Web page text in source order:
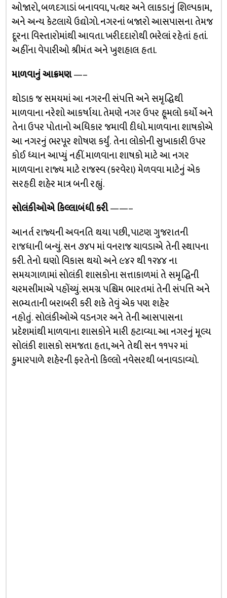
ઓજારો, બળદગાડાં બનાવવા, પત્થર અને લાકડાનું શિલ્પકામ,
અને અન્ય કેટલાયે ઉદ્યોગો. નગરનાં બજારો આસપાસના તેમજ
દૂરના વિસ્તારોમાંથી આવતા. ખરીદદારોથી ભરેલાં રહેતાં હતાં.
અહીંના વેપારીઓ શ્રીમંત અને ખુશહાલ હતા.
માળવાનું આક્રમણ—–
થોડાક જ સમયમાં આ નગરની સંપત્તિ અને સમૃદ્ધિથી
માળવાના નરેશો આકર્ષાયા. તેમણે નગર ઉપર હૂમલો કર્યો અને
તેના ઉપર પોતાનો અધિકાર જમાવી દીધો. માળવાના શાષકોએ
આ નગરનું ભરપૂર શોષણ કર્યું. તેના લોકોની સુખાકારી ઉપર
કોઈ ધ્યાન આપ્યું નહીં. માળવાના શાષકો માટે આ નગર
માળવાના રાજ્ય માટે રાજસ્વ (કરવેરા) મેળવવા માટેનું એક
સરહદી શહેર માત્ર બની રહ્યું.
સોલંકીઓએ કિલ્લાબંધી કરી——–
આનર્ત રાજ્યની અવનતિ થયા પછી, પાટણ ગુજરાતની
રાજધાની બન્યું. સન ૭૪૫ માં વનરાજ ચાવડાએ તેની સ્થાપના
કરી. તેનો ઘણો વિકાસ થયો અને ૯૪૨ થી ૧૨૪૪ ના
સમયગાળામાં સોલંકી શાસકોના સત્તાકાળમાં તે સમૃદ્ધિની
ચરમસીમાએ પહોંચ્યું. સમગ્ર પશ્ચિમ ભારતમાં તેની સંપત્તિ અને
સભ્યતાની બરાબરી કરી શકે તેવું એક પણ શહેર
નહોતું. સોલંકીઓએ વડનગર અને તેની આસપાસના
પ્રદેશમાંથી માળવાના શાસકોને મારી હટાવ્યા. આ નગરનું મૂલ્ય
સોલંકી શાસકો સમજતા હતા, અને તેથી સન ૧૧૫૨ માં
કુમારપાળે શહેરની ફરતેનો કિલ્લો નવેસરથી બનાવડાવ્યો.